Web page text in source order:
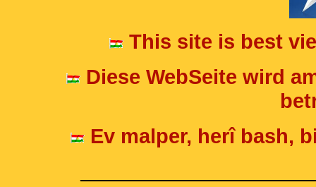
This site is best
Diese WebSeite wird
Ev malper, herî bash,